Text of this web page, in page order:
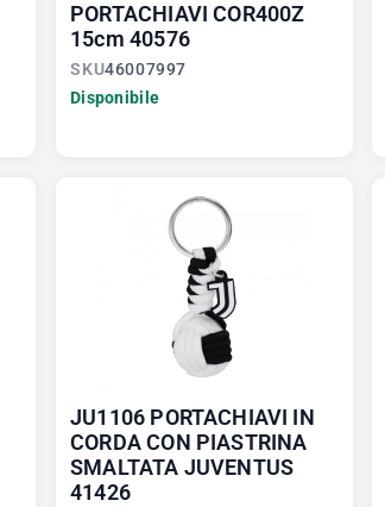
PORTACHIAVI COR400Z
15cm 40576
SKU46007997
Disponibile
JU1106 PORTACHIAVI IN
CORDA CON PIASTRINA
SMALTATA JUVENTUS
41426